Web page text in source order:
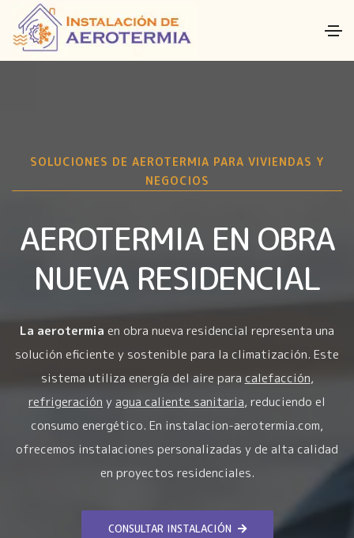
SOLUCIONES DE AEROTERMIA PARA VIVIENDAS Y
NEGOCIOS
AEROTERMIA EN OBRA
NUEVA RESIDENCIAL
La aerotermia en obra nueva residencial representa una
solución eficiente y sostenible para la climatización. Este
sistema utiliza energía del aire para calefacción,
refrigeración y agua caliente sanitaria, reduciendo el
consumo energético. En instalacion-aerotermia.com,
ofrecemos instalaciones personalizadas y de alta calidad
en proyectos residenciales.
CONSULTAR INSTALACIÓN